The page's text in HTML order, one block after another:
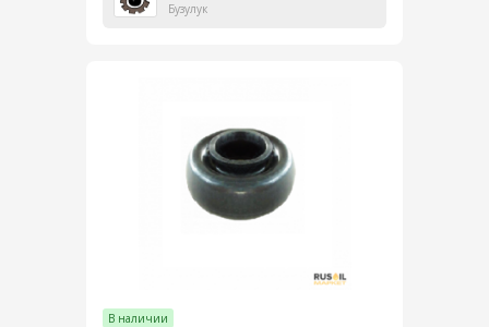
Бузулук
В наличии